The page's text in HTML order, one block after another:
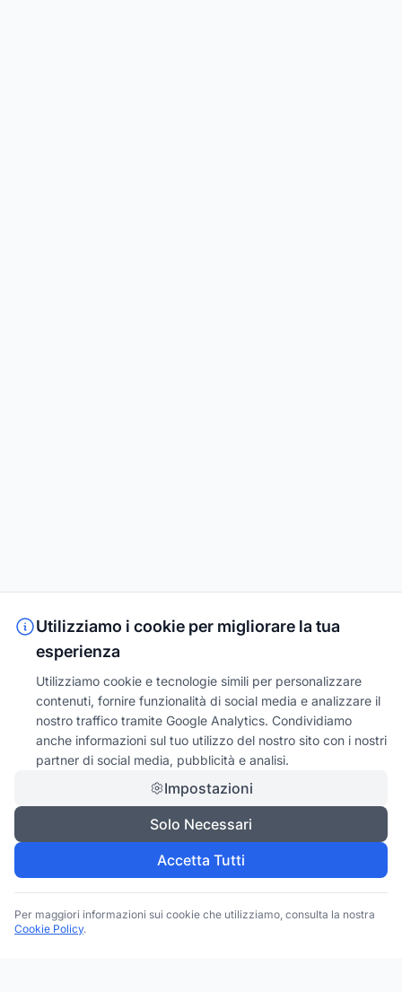
Utilizziamo i cookie per migliorare la tua
esperienza
Utilizziamo cookie e tecnologie simili per personalizzare
contenuti, fornire funzionalità di social media e analizzare il
nostro traffico tramite Google Analytics. Condividiamo
anche informazioni sul tuo utilizzo del nostro sito con i nostri
partner di social media, pubblicità e analisi.
Impostazioni
Solo Necessari
Accetta Tutti
Per maggiori informazioni sui cookie che utilizziamo, consulta la nostra
Cookie Policy.